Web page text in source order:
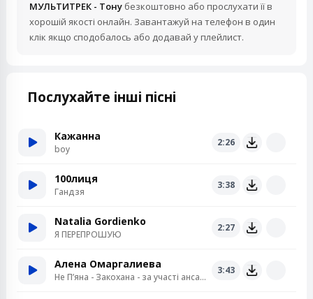
МУЛЬТИТРЕК - Тону безкоштовно або прослухати її в
хорошій якості онлайн. Завантажуй на телефон в один
клік якщо сподобалось або додавай у плейлист.
Послухайте інші пісні
Кажанна
boy
2:26
100лиця
Гандзя
3:38
Natalia Gordienko
Я ПЕРЕПРОШУЮ
2:27
Алена Омаргалиева
Не Пʼяна - Закохана - за участі ансамблю «Кралиця»
3:43